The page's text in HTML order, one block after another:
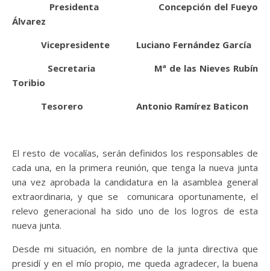
Presidenta Concepción del Fueyo
Álvarez
Vicepresidente Luciano Fernández García
Secretaria Mª de las Nieves Rubín
Toribio
Tesorero Antonio Ramírez Baticon
El resto de vocalías, serán definidos los responsables de
cada una, en la primera reunión, que tenga la nueva junta
una vez aprobada la candidatura en la asamblea general
extraordinaria, y que se comunicara oportunamente, el
relevo generacional ha sido uno de los logros de esta
nueva junta.
Desde mi situación, en nombre de la junta directiva que
presidí y en el mío propio, me queda agradecer, la buena